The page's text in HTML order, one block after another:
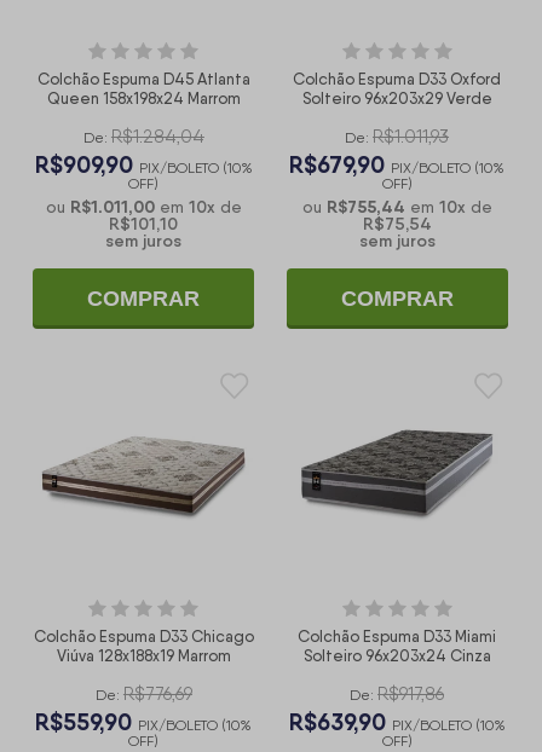
Colchão Espuma D45 Atlanta
Queen 158x198x24 Marrom
De: R$1.284,04
R$909,90 PIX/BOLETO (10%
OFF)
ou R$1.011,00em 10x de
R$101,10
sem juros
COMPRAR
Colchão Espuma D33 Oxford
Solteiro 96x203x29 Verde
De: R$1.011,93
R$679,90 PIX/BOLETO (10%
OFF)
ou R$755,44 em 10x de
R$75,54
sem juros
COMPRAR
Colchão Espuma D33 Chicago
Viúva 128x188x19 Marrom
De: R$776,69
R$559,90 PIX/BOLETO (10%
OFF)
Colchão Espuma D33 Miami
Solteiro 96x203x24 Cinza
De: R$917,86
R$639,90 PIX/BOLETO (10%
OFF)